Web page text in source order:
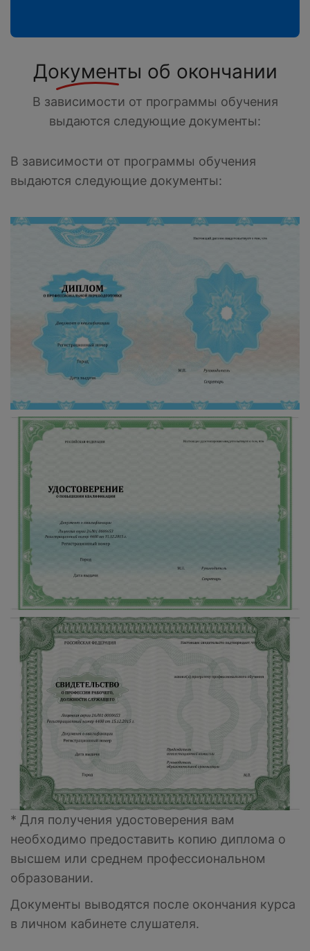
Документы об окончании
В зависимости от программы обучения
выдаются следующие документы:
В зависимости от программы обучения
выдаются следующие документы:
* Для получения удостоверения вам
необходимо предоставить копию диплома о
высшем или среднем профессиональном
образовании.
Документы выводятся после окончания курса
в личном кабинете слушателя.